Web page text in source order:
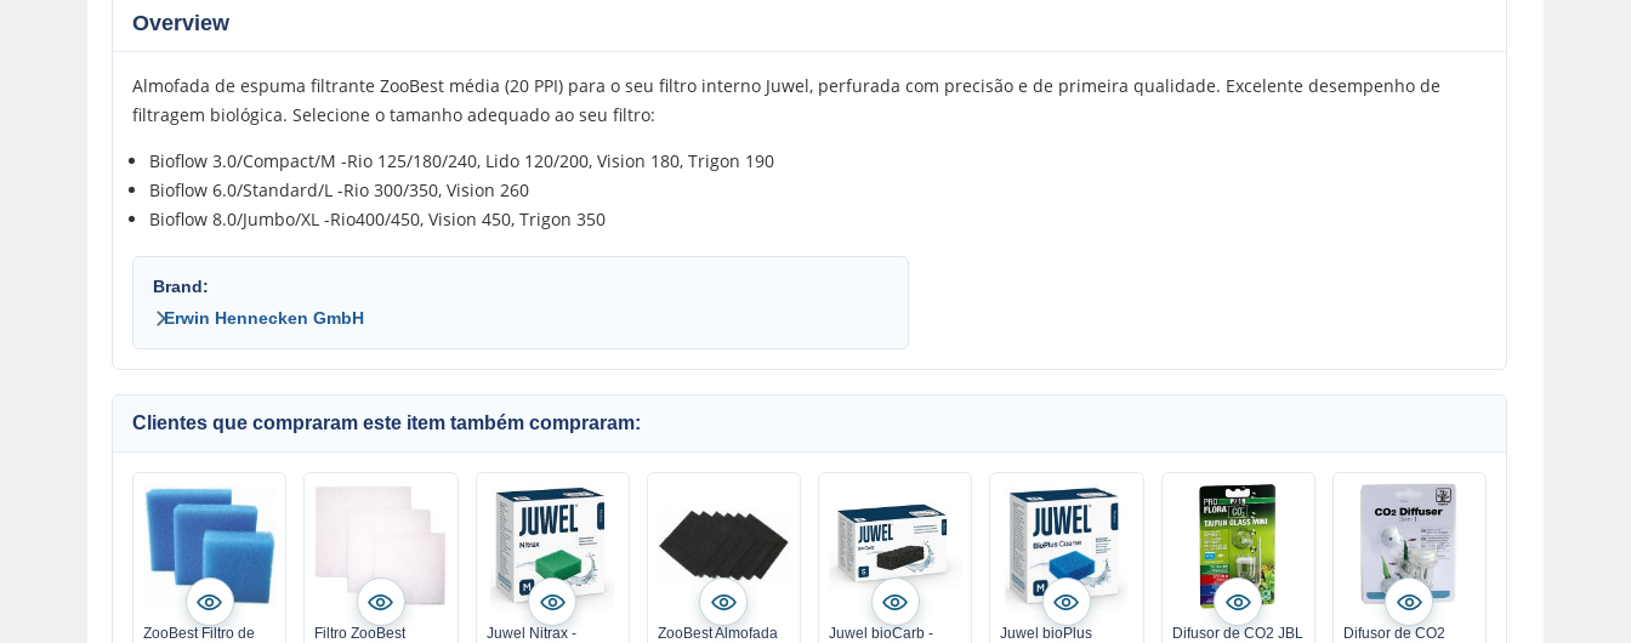
Overview
Almofada de espuma filtrante ZooBest média (20 PPI) para o seu filtro interno Juwel, perfurada com precisão e de primeira qualidade. Excelente desempenho de
filtragem biológica. Selecione o tamanho adequado ao seu filtro:
Bioflow 3.0/Compact/M -Rio 125/180/240, Lido 120/200, Vision 180, Trigon 190
Bioflow 6.0/Standard/L -Rio 300/350, Vision 260
Bioflow 8.0/Jumbo/XL -Rio400/450, Vision 450, Trigon 350
Brand:
Erwin Hennecken GmbH
Clientes que compraram este item também compraram:
ZooBest Filtro de
Filtro ZooBest
Juwel Nitrax -
ZooBest Almofada
Juwel bioCarb -
Juwel bioPlus
Difusor de CO2 JBL
Difusor de CO2